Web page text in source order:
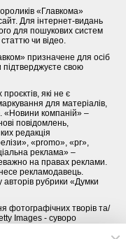
«Главкома»
Для інтернет-видань
для пошукових систем
чи відео.
призначене для осіб
свою
які не є
для матеріалів,
«Новини компаній» –
повідомлень,
редакція
«promo», «pr»,
реклама» –
на правах реклами.
несе рекламодавець.
рубрики «Думки
фотографічних творів та/
Images - суворо